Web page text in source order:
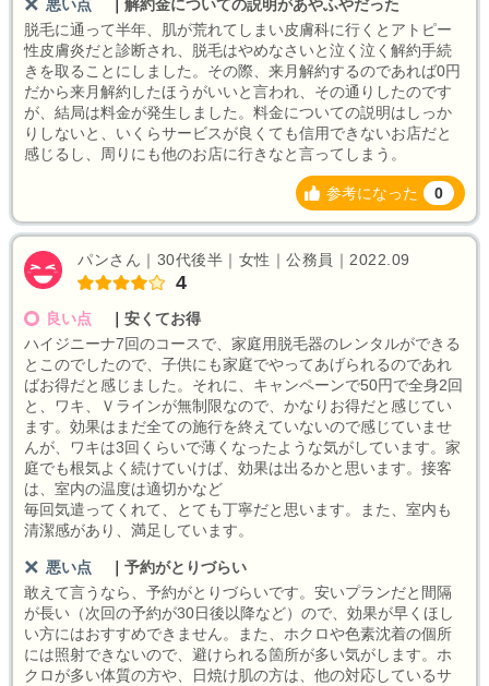
悪い点
解約金についての説明があやふやだった
脱毛に通って半年、肌が荒れてしまい皮膚科に行くとアトピー
性皮膚炎だと診断され、脱毛はやめなさいと泣く泣く解約手続
きを取ることにしました。その際、来月解約するのであれば0円
だから来月解約したほうがいいと言われ、その通りしたのです
が、結局は料金が発生しました。料金についての説明はしっか
りしないと、いくらサービスが良くても信用できないお店だと
感じるし、周りにも他のお店に行きなと言ってしまう。
参考になった 0
パンさん｜30代後半｜女性｜公務員｜2022.09
4
良い点
安くてお得
ハイジニーナ7回のコースで、家庭用脱毛器のレンタルができる
とこのでしたので、子供にも家庭でやってあげられるのであれ
ばお得だと感じました。それに、キャンペーンで50円で全身2回
と、ワキ、Ｖラインが無制限なので、かなりお得だと感じてい
ます。効果はまだ全ての施行を終えていないので感じていませ
んが、ワキは3回くらいで薄くなったような気がしています。家
庭でも根気よく続けていけば、効果は出るかと思います。接客
は、室内の温度は適切かなど
毎回気遣ってくれて、とても丁寧だと思います。また、室内も
清潔感があり、満足しています。
悪い点
予約がとりづらい
敢えて言うなら、予約がとりづらいです。安いプランだと間隔
が長い（次回の予約が30日後以降など）ので、効果が早くほし
い方にはおすすめできません。また、ホクロや色素沈着の個所
には照射できないので、避けられる箇所が多い気がします。ホ
クロが多い体質の方や、日焼け肌の方は、他の対応しているサ